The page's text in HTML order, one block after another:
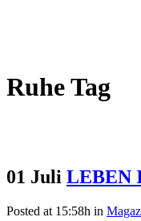
Ruhe Tag
01 Juli LEBEN
Posted at 15:58h in